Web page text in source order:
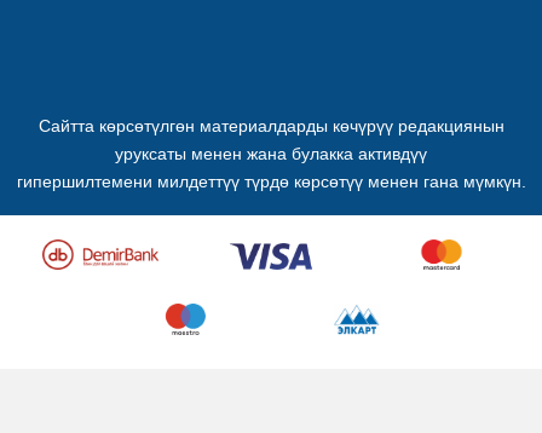
Сайтта көрсөтүлгөн материалдарды көчүрүү редакциянын
уруксаты менен жана булакка активдүү
гипершилтемени милдеттүү түрдө көрсөтүү менен гана мүмкүн.